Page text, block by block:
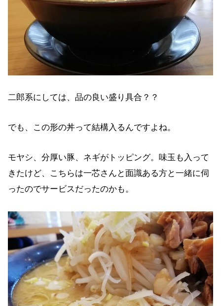
二郎系にしては、品の良い盛り具合？？
でも、この形の丼って結構入るんですよね。
モヤシ、分厚い豚、ネギがトッピング。味玉も入って
きたけど、こちらは一芯さんと面識ある方と一緒に伺
ったのでサービスだったのかも。